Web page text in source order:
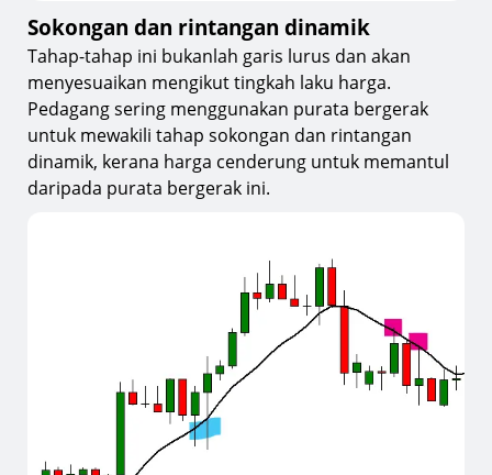
Sokongan dan rintangan dinamik
Tahap-tahap ini bukanlah garis lurus dan akan
menyesuaikan mengikut tingkah laku harga.
Pedagang sering menggunakan purata bergerak
untuk mewakili tahap sokongan dan rintangan
dinamik, kerana harga cenderung untuk memantul
daripada purata bergerak ini.